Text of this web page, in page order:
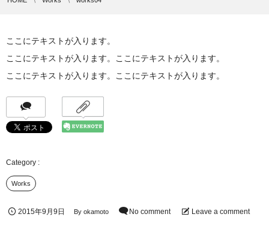
ここにテキストが入ります。
ここにテキストが入ります。ここにテキストが入ります。
ここにテキストが入ります。ここにテキストが入ります。
Works
2015年9月9日 By okamoto No comment Leave a comment